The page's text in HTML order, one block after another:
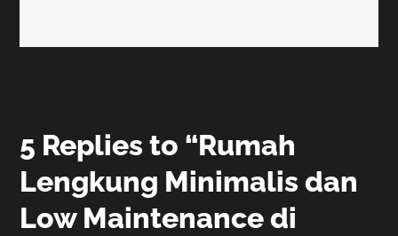
5 Replies to “Rumah
Lengkung Minimalis dan
Low Maintenance di